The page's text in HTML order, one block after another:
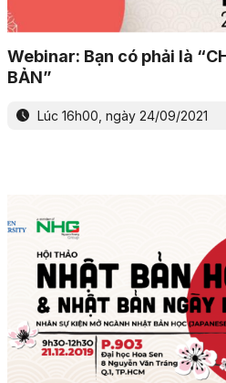
Webinar: Bạn có phải là
BẢN”
Lúc 16h00, ngày 24/09/2021